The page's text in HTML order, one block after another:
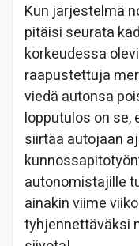
Kun järjestelmä
pitäisi seurata
korkeudessa
raapustettuja
viedä autonsa
lopputulos on
siirtää autojaan
autonomistajille
ainakin viime
tyhjennettäväksi